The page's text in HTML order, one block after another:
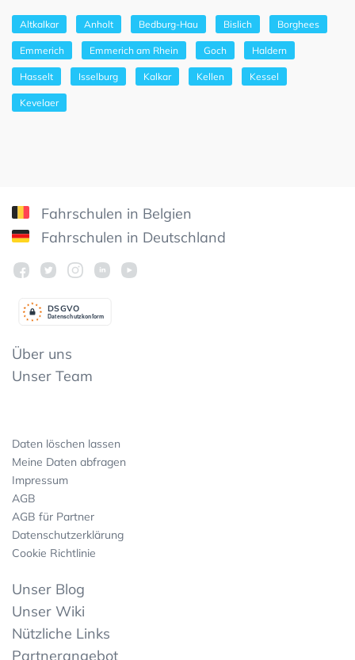
Altkalkar Anholt Bedburg-Hau Bislich Borghees
Emmerich Emmerich am Rhein Goch Haldern
Hasselt Isselburg Kalkar Kellen Kessel
Kevelaer
Fahrschulen in Belgien
Fahrschulen in Deutschland
Datenschutzkonform
DSGVO
Über uns
Unser Team
Daten löschen lassen
Meine Daten abfragen
Impressum
AGB
AGB für Partner
Datenschutzerklärung
Cookie Richtlinie
Unser Blog
Unser Wiki
Nützliche Links
Partnerangebot